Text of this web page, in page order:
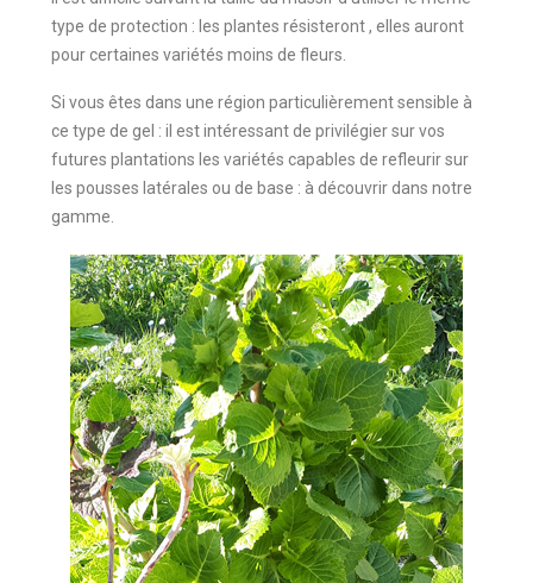
type de protection : les plantes résisteront , elles auront
pour certaines variétés moins de fleurs.
Si vous êtes dans une région particulièrement sensible à
ce type de gel : il est intéressant de privilégier sur vos
futures plantations les variétés capables de refleurir sur
les pousses latérales ou de base : à découvrir dans notre
gamme.